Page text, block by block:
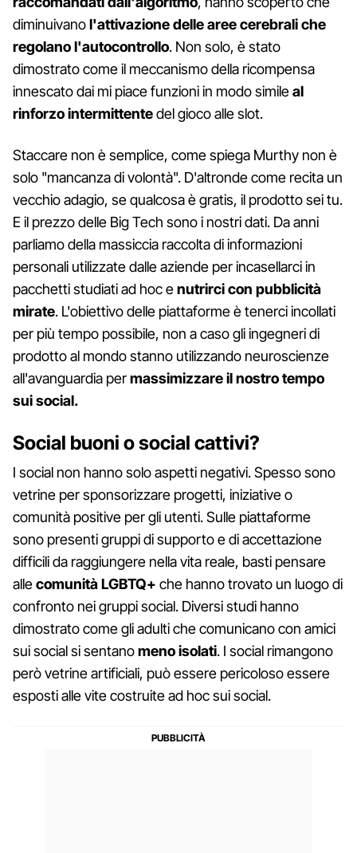
diminuivanol'attivazione delle aree cerebrali che
regolano l'autocontrollo. Non solo, è stato
dimostrato come il meccanismo della ricompensa
innescato dai mi piace funzioni in modo simileal
rinforzo intermittentedel gioco alle slot.
Staccare non è semplice, come spiega Murthy non è
solo "mancanza di volontà". D'altronde come recita un
vecchio adagio, se qualcosa è gratis, il prodotto sei tu.
E il prezzo delle Big Tech sono i nostri dati. Da anni
parliamo della massiccia raccolta di informazioni
personali utilizzate dalle aziende per incasellarci in
pacchetti studiati ad hoc enutrirci con pubblicità
mirate. L'obiettivo delle piattaforme è tenerci incollati
per più tempo possibile, non a caso gli ingegneri di
prodotto al mondo stanno utilizzando neuroscienze
all'avanguardia permassimizzare il nostro tempo
sui social.
Social buoni o social cattivi?
I social non hanno solo aspetti negativi. Spesso sono
vetrine per sponsorizzare progetti, iniziative o
comunità positive per gli utenti. Sulle piattaforme
sono presenti gruppi di supporto e di accettazione
difficili da raggiungere nella vita reale, basti pensare
allecomunità LGBTQ+ che hanno trovato un luogo di
confronto nei gruppi social. Diversi studi hanno
dimostrato come gli adulti che comunicano con amici
sui social si sentanomeno isolati. I social rimangono
però vetrine artificiali, può essere pericoloso essere
esposti alle vite costruite ad hoc sui social.